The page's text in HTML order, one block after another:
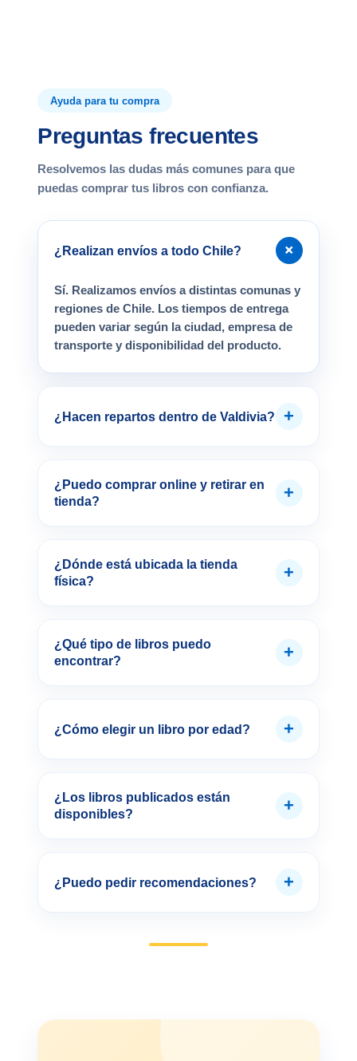
Ayuda para tu compra
Preguntas frecuentes
Resolvemos las dudas más comunes para que
puedas comprar tus libros con confianza.
¿Realizan envíos a todo Chile? +
Sí. Realizamos envíos a distintas comunas y
regiones de Chile. Los tiempos de entrega
pueden variar según la ciudad, empresa de
transporte y disponibilidad del producto.
¿Hacen repartos dentro de Valdivia? +
¿Puedo comprar online y retirar en
tienda?
+
¿Dónde está ubicada la tienda
física?
+
¿Qué tipo de libros puedo
encontrar?
+
¿Cómo elegir un libro por edad? +
¿Los libros publicados están
disponibles?
+
¿Puedo pedir recomendaciones? +